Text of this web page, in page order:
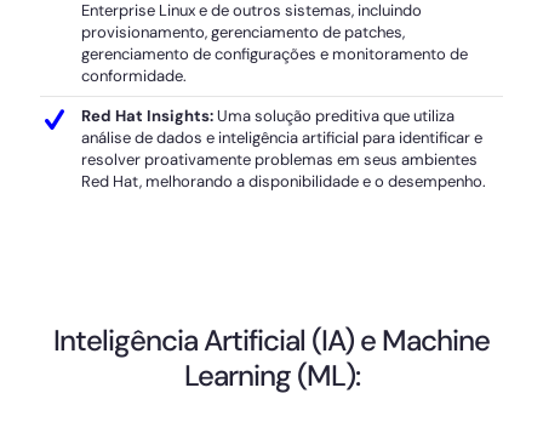
Enterprise Linux e de outros sistemas, incluindo
provisionamento, gerenciamento de patches,
gerenciamento de configurações e monitoramento de
conformidade.
Red Hat Insights:Uma solução preditiva que utiliza
análise de dados e inteligência artificial para identificar e
resolver proativamente problemas em seus ambientes
Red Hat, melhorando a disponibilidade e o desempenho.
Inteligência Artificial (IA) e Machine
Learning (ML):